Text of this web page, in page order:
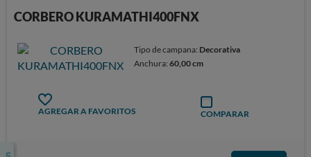
CORBERO KURAMATHI400FNX
Tipo de campana: Decorativa
Anchura: 60,00 cm
AGREGAR A FAVORITOS COMPARAR